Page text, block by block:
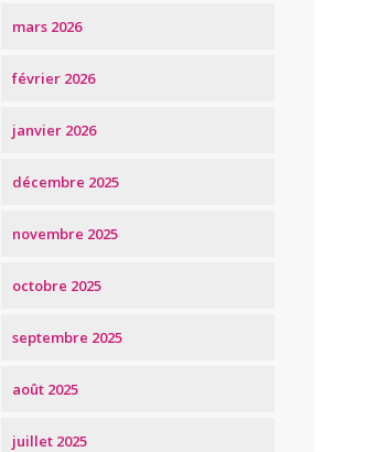
mars 2026
février 2026
janvier 2026
décembre 2025
novembre 2025
octobre 2025
septembre 2025
août 2025
juillet 2025